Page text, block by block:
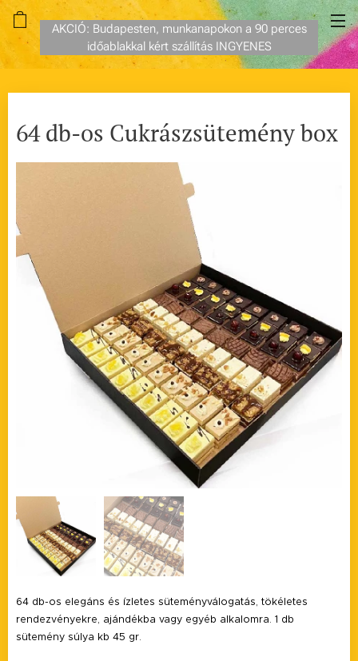
AKCIÓ: Budapesten, munkanapokon a 90 perces
időablakkal kért szállítás INGYENES
64 db-os Cukrászsütemény box
64 db-os elegáns és ízletes süteményválogatás, tökéletes
rendezvényekre, ajándékba vagy egyéb alkalomra. 1 db
sütemény súlya kb 45 gr.